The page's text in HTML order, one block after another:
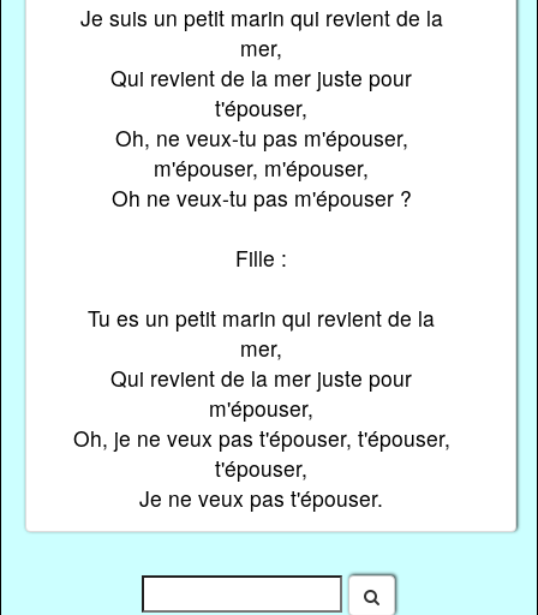
Je suis un petit marin qui revient de la
mer,
Qui revient de la mer juste pour
t'épouser,
Oh, ne veux-tu pas m'épouser,
m'épouser, m'épouser,
Oh ne veux-tu pas m'épouser ?
Fille :
Tu es un petit marin qui revient de la
mer,
Qui revient de la mer juste pour
m'épouser,
Oh, je ne veux pas t'épouser, t'épouser,
t'épouser,
Je ne veux pas t'épouser.